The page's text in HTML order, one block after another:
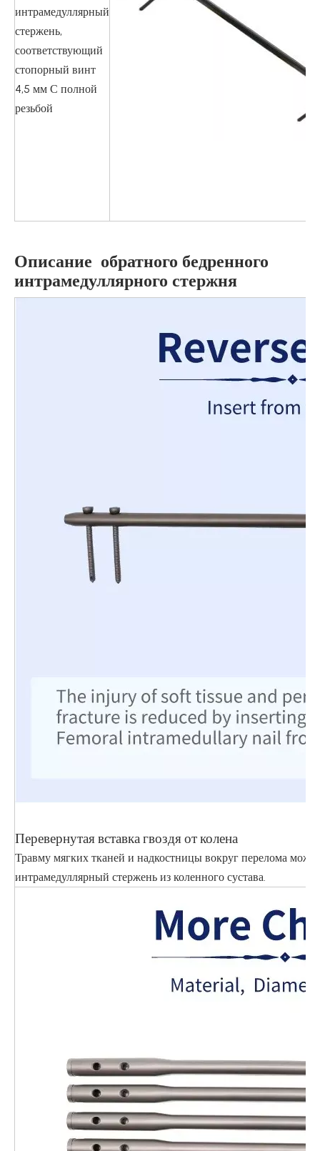
интрамедуллярный
стержень,
соответствующий
стопорный винт
4,5 мм С полной
резьбой
Описание обратного бедренного
интрамедуллярного стержня
Перевернутая вставка гвоздя от колена
Травму мягких тканей и надкостницы вокруг перелома
интрамедуллярный стержень из коленного сустава.